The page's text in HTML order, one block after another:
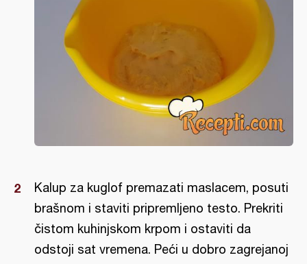
Kalup za kuglof premazati maslacem, posuti
brašnom i staviti pripremljeno testo. Prekriti
čistom kuhinjskom krpom i ostaviti da
odstoji sat vremena. Peći u dobro zagrejanoj